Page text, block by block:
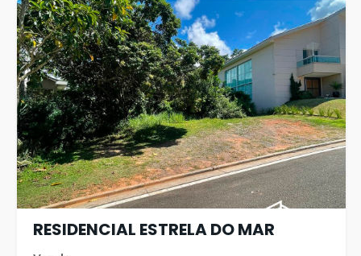
RESIDENCIAL ESTRELA DO MAR